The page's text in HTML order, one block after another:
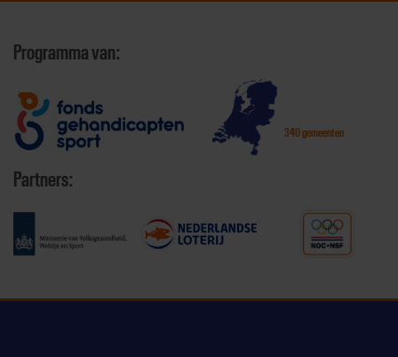
Programma van:
340 gemeenten
Partners: